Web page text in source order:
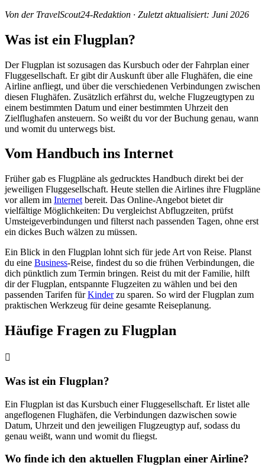
Von der TravelScout24-Redaktion · Zuletzt aktualisiert: Juni 2026
Was ist ein Flugplan?
Der Flugplan ist sozusagen das Kursbuch oder der Fahrplan einer
Fluggesellschaft. Er gibt dir Auskunft über alle Flughäfen, die eine
Airline anfliegt, und über die verschiedenen Verbindungen zwischen
diesen Flughäfen. Zusätzlich erfährst du, welche Flugzeugtypen zu
einem bestimmten Datum und einer bestimmten Uhrzeit den
Zielflughafen ansteuern. So weißt du vor der Buchung genau, wann
und womit du unterwegs bist.
Vom Handbuch ins Internet
Früher gab es Flugpläne als gedrucktes Handbuch direkt bei der
jeweiligen Fluggesellschaft. Heute stellen die Airlines ihre Flugpläne
vor allem im Internet bereit. Das Online-Angebot bietet dir
vielfältige Möglichkeiten: Du vergleichst Abflugzeiten, prüfst
Umsteigeverbindungen und filterst nach passenden Tagen, ohne erst
ein dickes Buch wälzen zu müssen.
Ein Blick in den Flugplan lohnt sich für jede Art von Reise. Planst
du eine Business-Reise, findest du so die frühen Verbindungen, die
dich pünktlich zum Termin bringen. Reist du mit der Familie, hilft
dir der Flugplan, entspannte Flugzeiten zu wählen und bei den
passenden Tarifen fürKinderzu sparen. So wird der Flugplan zum
praktischen Werkzeug für deine gesamte Reiseplanung.
Häufige Fragen zu Flugplan
Was ist ein Flugplan?
Ein Flugplan ist das Kursbuch einer Fluggesellschaft. Er listet alle
angeflogenen Flughäfen, die Verbindungen dazwischen sowie
Datum, Uhrzeit und den jeweiligen Flugzeugtyp auf, sodass du
genau weißt, wann und womit du fliegst.
Wo finde ich den aktuellen Flugplan einer Airline?